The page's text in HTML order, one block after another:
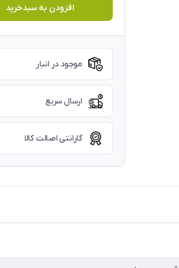
افزودن به سبدخرید
موجود در انبار
ارسال سریع
گارانتی اصالت کالا